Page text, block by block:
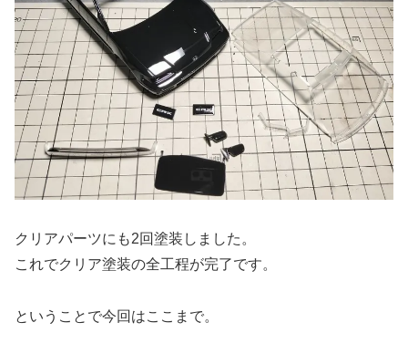
クリアパーツにも2回塗装しました。
これでクリア塗装の全工程が完了です。
ということで今回はここまで。